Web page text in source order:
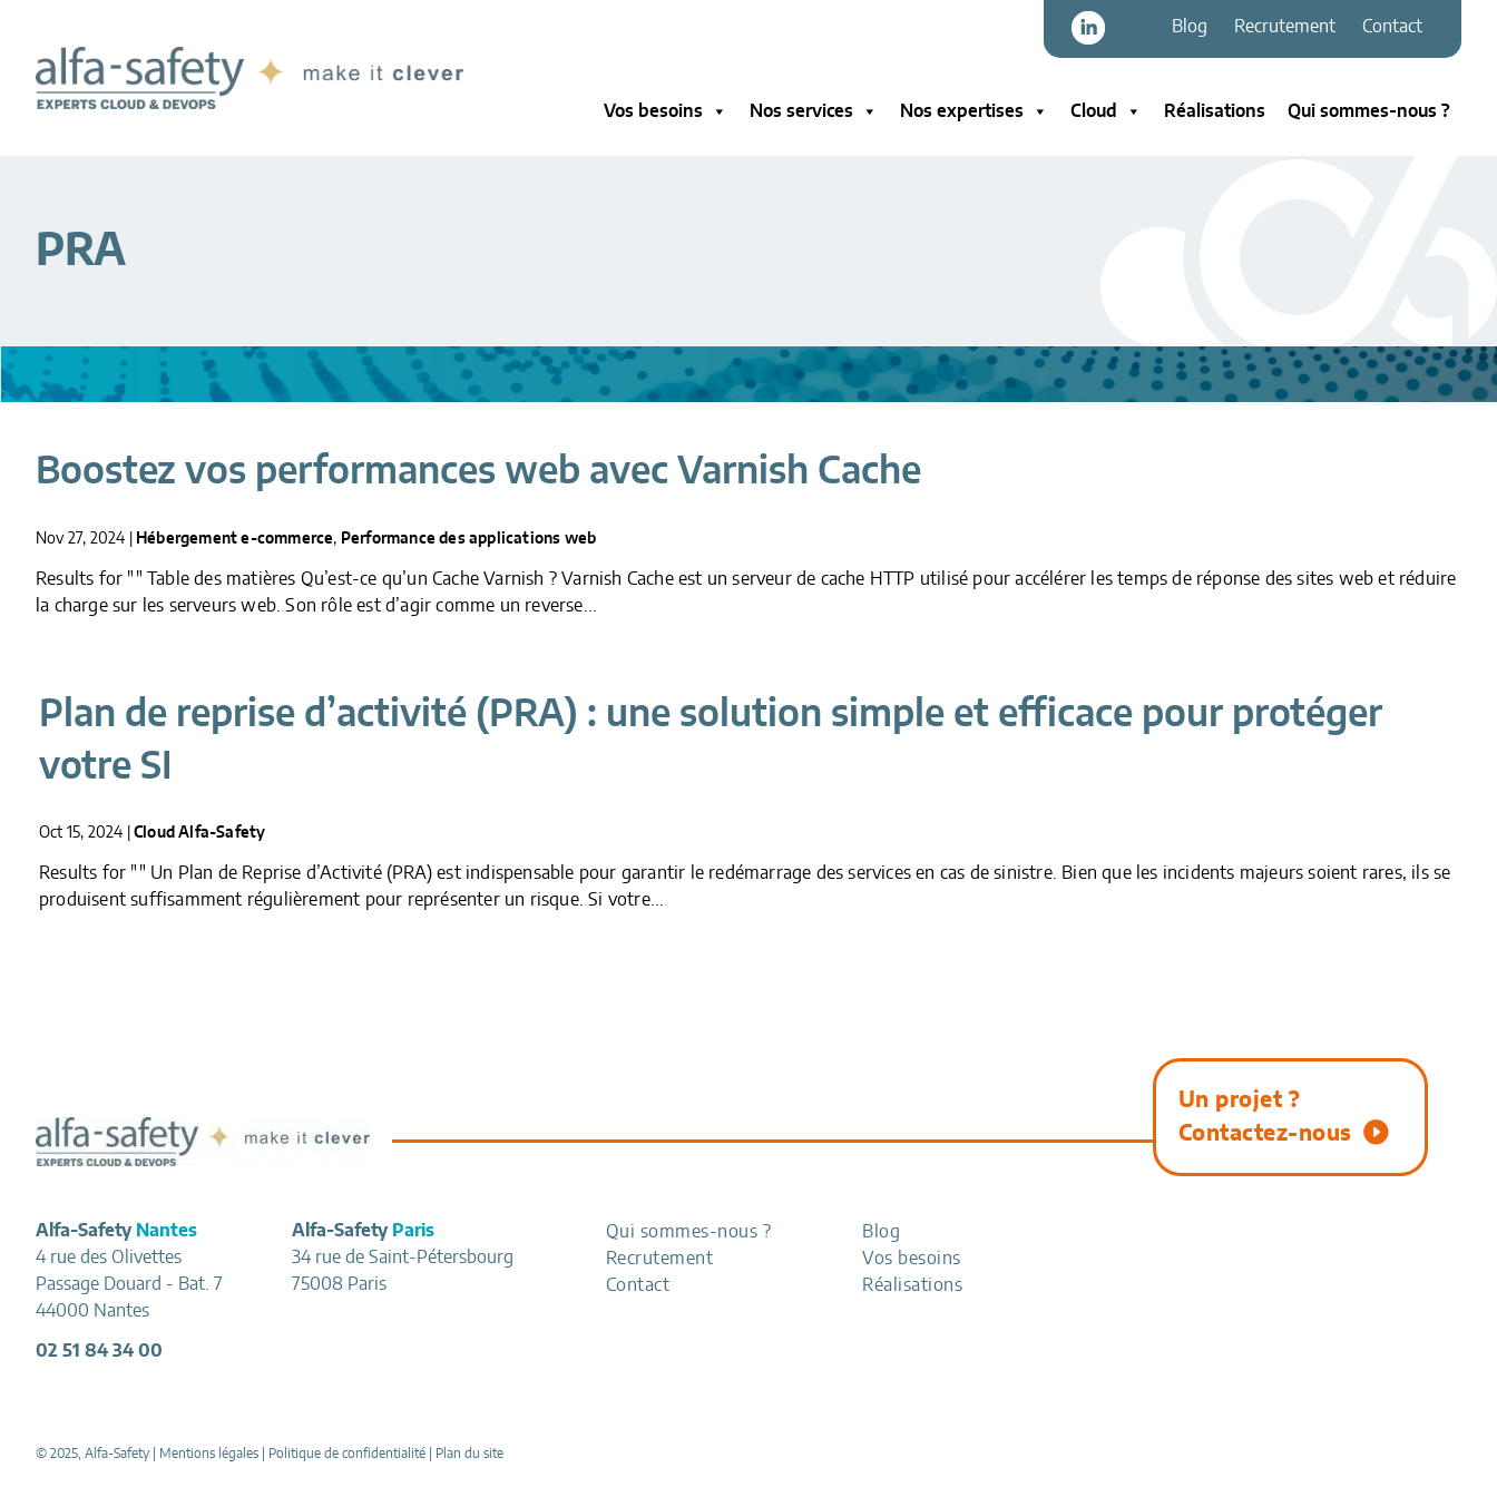
Blog Recrutement Contact
contenu
principal
pied
de
Vos besoins Nos services Nos expertises Cloud Réalisations Qui sommes-nous ?
PRA
Boostez vos performances web avec Varnish Cache
Nov 27, 2024 Hébergement e-commerce, Performance des applications web
Results for "" Table des matières Qu’est-ce qu’un Cache Varnish ? Varnish Cache est un serveur de cache HTTP utilisé pour accélérer les temps de réponse des sites web et réduire
la charge sur les serveurs web. Son rôle est d’agir comme un reverse...
Plan de reprise d’activité (PRA) : une solution simple et efficace pour protéger
votre SI
Oct 15, 2024 |Cloud Alfa-Safety
Results for "" ​Un Plan de Reprise d’Activité (PRA) est indispensable pour garantir le redémarrage des services en cas de sinistre. Bien que les incidents majeurs soient rares, ils se
produisent suffisamment régulièrement pour représenter un risque. Si votre...
Footer
Alfa-Safety Nantes
4 rue des Olivettes
Passage Douard - Bat. 7
44000 Nantes
02 51 84 34 00
Alfa-Safety Paris
34 rue de Saint-Pétersbourg
75008 Paris
Qui sommes-nous ?
Recrutement
Contact
Blog
Vos besoins
Réalisations
Un projet ?
Contactez-nous
© 2025, Alfa-Safety | Mentions légales Politique de confidentialité Plan du site